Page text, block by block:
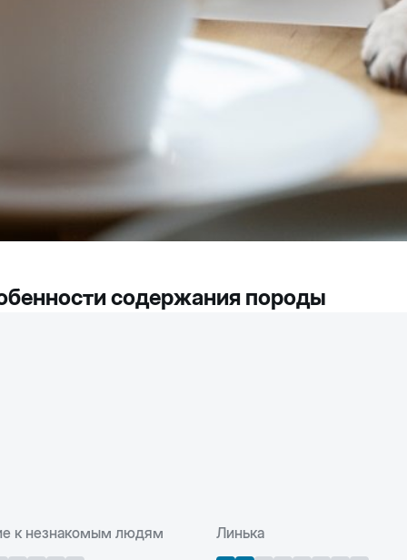
содержания породы
к незнакомым людям Линька